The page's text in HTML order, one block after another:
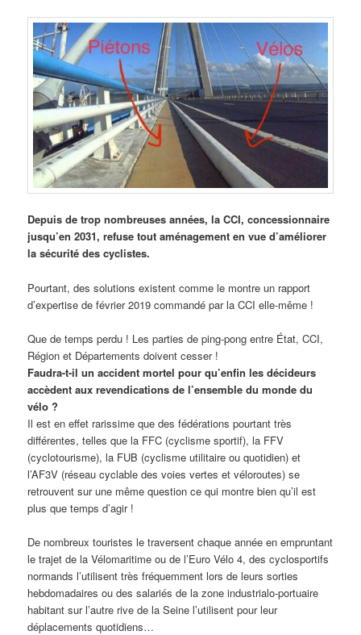
Depuis de trop nombreuses années, la CCI, concessionnaire
jusqu’en 2031, refuse tout aménagement en vue d’améliorer
la sécurité des cyclistes.
Pourtant, des solutions existent comme le montre un rapport
d’expertise de février 2019 commandé par la CCI elle-même !
Que de temps perdu ! Les parties de ping-pong entre État, CCI,
Région et Départements doivent cesser !
Faudra-t-il un accident mortel pour qu’enfin les décideurs
accèdent aux revendications de l’ensemble du monde du
vélo ?
Il est en effet rarissime que des fédérations pourtant très
différentes, telles que la FFC (cyclisme sportif), la FFV
(cyclotourisme), la FUB (cyclisme utilitaire ou quotidien) et
l’AF3V (réseau cyclable des voies vertes et véloroutes) se
retrouvent sur une même question ce qui montre bien qu’il est
plus que temps d’agir !
De nombreux touristes le traversent chaque année en empruntant
le trajet de la Vélomaritime ou de l’Euro Vélo 4, des cyclosportifs
normands l’utilisent très fréquemment lors de leurs sorties
hebdomadaires ou des salariés de la zone industrialo-portuaire
habitant sur l’autre rive de la Seine l’utilisent pour leur
déplacements quotidiens…